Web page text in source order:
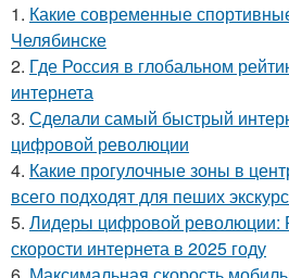
1. Какие современные
Челябинске
2. Где Россия в глобальном
интернета
3. Сделали самый быстрый
цифровой революции
4. Какие прогулочные зоны в
всего подходят для пеших
5. Лидеры цифровой революции:
скорости интернета в 2025 году